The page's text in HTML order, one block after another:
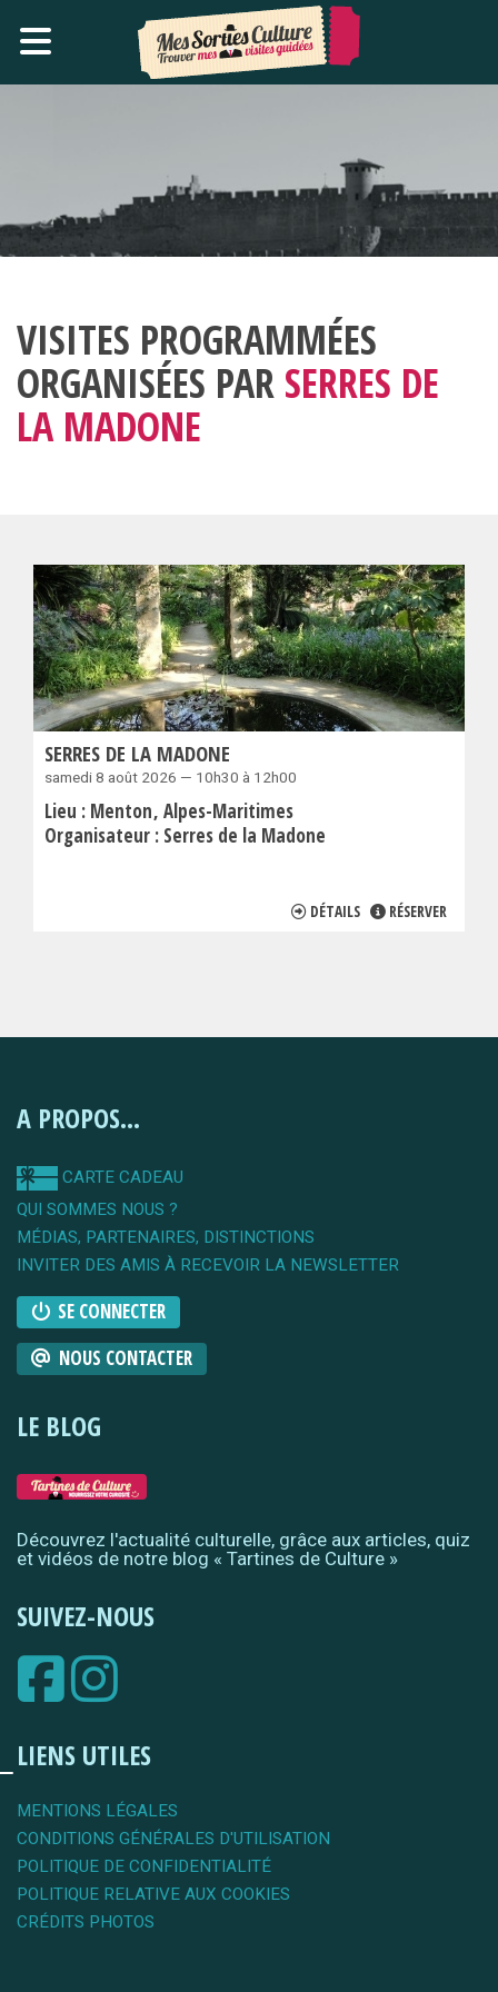
VISITES PROGRAMMÉES
ORGANISÉES PAR SERRES DE
LA MADONE
SERRES DE LA MADONE
samedi 8 août 2026 — 10h30 à 12h00
Lieu : Menton Alpes-Maritimes
Organisateur : Serres de la Madone
DÉTAILS RÉSERVER
A PROPOS...
CARTE CADEAU
QUI SOMMES NOUS ?
MÉDIAS, PARTENAIRES, DISTINCTIONS
INVITER DES AMIS À RECEVOIR LA NEWSLETTER
SE CONNECTER
NOUS CONTACTER
LE BLOG
Découvrez l'actualité culturelle, grâce aux articles, quiz
et vidéos de notre blog « Tartines de Culture »
SUIVEZ-NOUS
LIENS UTILES
MENTIONS LÉGALES
CONDITIONS GÉNÉRALES D'UTILISATION
POLITIQUE DE CONFIDENTIALITÉ
POLITIQUE RELATIVE AUX COOKIES
CRÉDITS PHOTOS